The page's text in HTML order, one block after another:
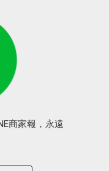
商家報，永遠